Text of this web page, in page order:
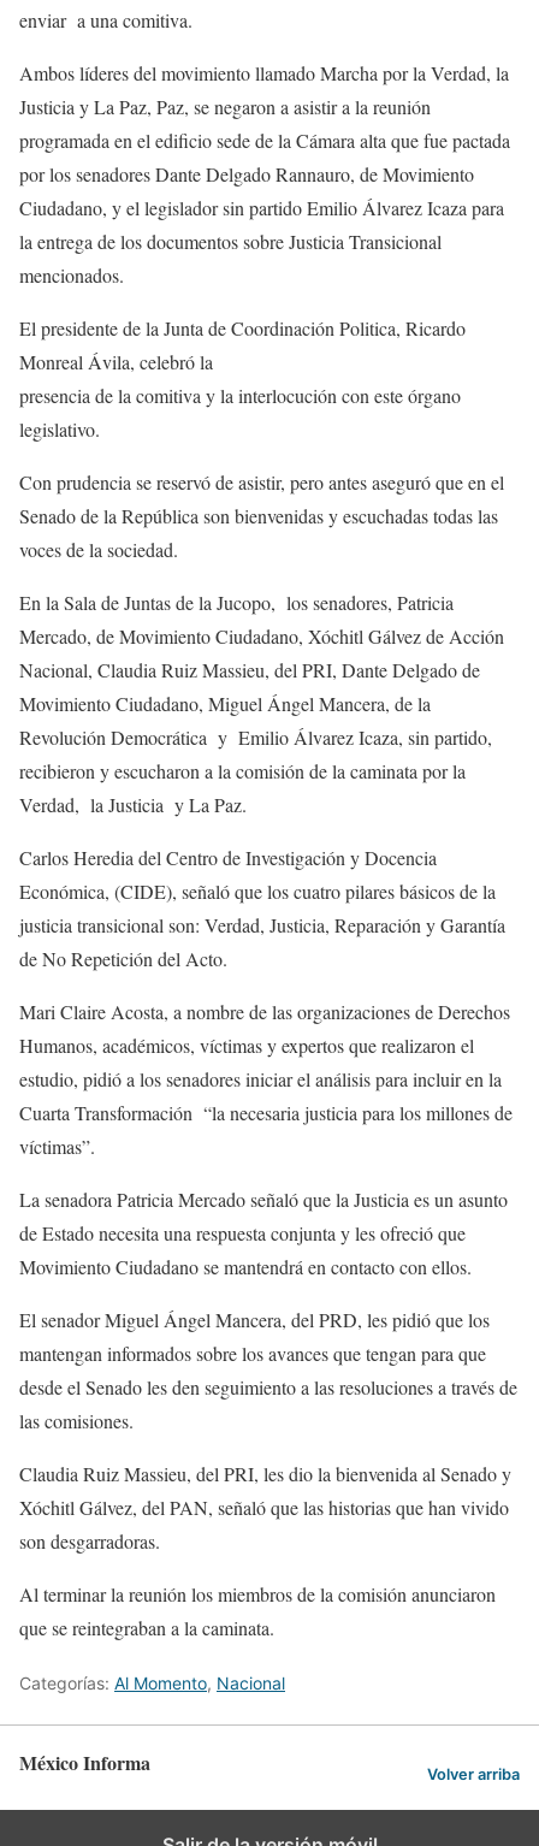
enviar a una comitiva.
Ambos líderes del movimiento llamado Marcha por la Verdad, la
Justicia y La Paz, Paz, se negaron a asistir a la reunión
programada en el edificio sede de la Cámara alta que fue pactada
por los senadores Dante Delgado Rannauro, de Movimiento
Ciudadano, y el legislador sin partido Emilio Álvarez Icaza para
la entrega de los documentos sobre Justicia Transicional
mencionados.
El presidente de la Junta de Coordinación Politica, Ricardo
Monreal Ávila, celebró la
presencia de la comitiva y la interlocución con este órgano
legislativo.
Con prudencia se reservó de asistir, pero antes aseguró que en el
Senado de la República son bienvenidas y escuchadas todas las
voces de la sociedad.
En la Sala de Juntas de la Jucopo, los senadores, Patricia
Mercado, de Movimiento Ciudadano, Xóchitl Gálvez de Acción
Nacional, Claudia Ruiz Massieu, del PRI, Dante Delgado de
Movimiento Ciudadano, Miguel Ángel Mancera, de la
Revolución Democrática y Emilio Álvarez Icaza, sin partido,
recibieron y escucharon a la comisión de la caminata por la
Verdad, la Justicia y La Paz.
Carlos Heredia del Centro de Investigación y Docencia
Económica, (CIDE), señaló que los cuatro pilares básicos de la
justicia transicional son: Verdad, Justicia, Reparación y Garantía
de No Repetición del Acto.
Mari Claire Acosta, a nombre de las organizaciones de Derechos
Humanos, académicos, víctimas y expertos que realizaron el
estudio, pidió a los senadores iniciar el análisis para incluir en la
Cuarta Transformación “la necesaria justicia para los millones de
víctimas”.
La senadora Patricia Mercado señaló que la Justicia es un asunto
de Estado necesita una respuesta conjunta y les ofreció que
Movimiento Ciudadano se mantendrá en contacto con ellos.
El senador Miguel Ángel Mancera, del PRD, les pidió que los
mantengan informados sobre los avances que tengan para que
desde el Senado les den seguimiento a las resoluciones a través de
las comisiones.
Claudia Ruiz Massieu, del PRI, les dio la bienvenida al Senado y
Xóchitl Gálvez, del PAN, señaló que las historias que han vivido
son desgarradoras.
Al terminar la reunión los miembros de la comisión anunciaron
que se reintegraban a la caminata.
Categorías: Al Momento, Nacional
México Informa Volver arriba